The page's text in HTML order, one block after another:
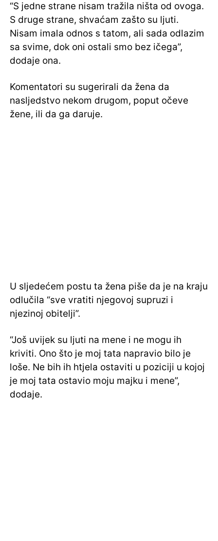
“S jedne strane nisam tražila ništa od ovoga.
S druge strane, shvaćam zašto su ljuti.
Nisam imala odnos s tatom, ali sada odlazim
sa svime, dok oni ostali smo bez ičega”,
dodaje ona.
Komentatori su sugerirali da žena da
nasljedstvo nekom drugom, poput očeve
žene, ili da ga daruje.
U sljedećem postu ta žena piše da je na kraju
odlučila “sve vratiti njegovoj supruzi i
njezinoj obitelji”.
“Još uvijek su ljuti na mene i ne mogu ih
kriviti. Ono što je moj tata napravio bilo je
loše. Ne bih ih htjela ostaviti u poziciji u kojoj
je moj tata ostavio moju majku i mene”,
dodaje.